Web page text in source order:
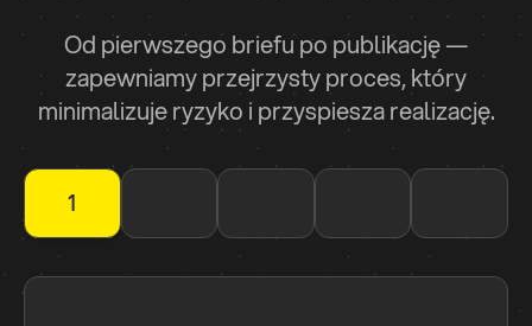
Od pierwszego briefu po publikację —
zapewniamy przejrzysty proces, który
minimalizuje ryzyko i przyspiesza realizację.
1